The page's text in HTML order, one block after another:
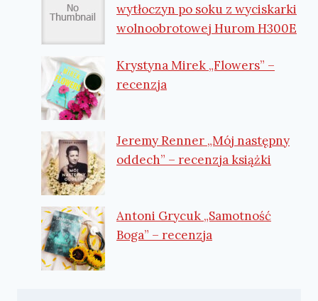
wytłoczyn po soku z wyciskarki
wolnoobrotowej Hurom H300E
Krystyna Mirek „Flowers” –
recenzja
Jeremy Renner „Mój następny
oddech” – recenzja książki
Antoni Grycuk „Samotność
Boga” – recenzja